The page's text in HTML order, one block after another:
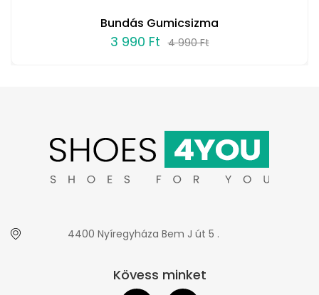
Bundás Gumicsizma
3 990 Ft 4 990 Ft
4400 Nyíregyháza Bem J út 5 .
Kövess minket